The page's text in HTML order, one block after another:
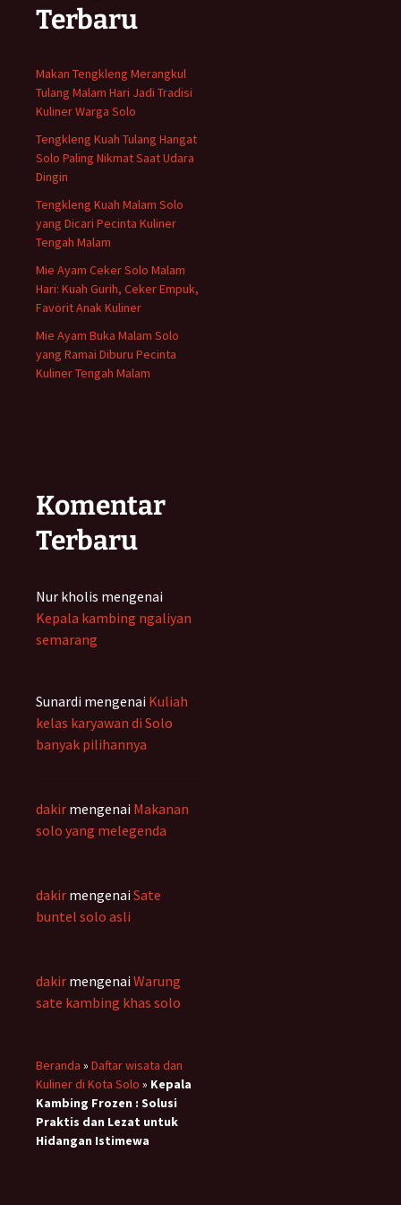
Terbaru
Makan Tengkleng Merangkul
Tulang Malam Hari Jadi Tradisi
Kuliner Warga Solo
Tengkleng Kuah Tulang Hangat
Solo Paling Nikmat Saat Udara
Dingin
Tengkleng Kuah Malam Solo
yang Dicari Pecinta Kuliner
Tengah Malam
Mie Ayam Ceker Solo Malam
Hari: Kuah Gurih, Ceker Empuk,
Favorit Anak Kuliner
Mie Ayam Buka Malam Solo
yang Ramai Diburu Pecinta
Kuliner Tengah Malam
Komentar
Terbaru
Nur kholis mengenai
Kepala kambing ngaliyan
semarang
Sunardi mengenai Kuliah
kelas karyawan di Solo
banyak pilihannya
dakir mengenai Makanan
solo yang melegenda
dakir mengenai Sate
buntel solo asli
dakir mengenai Warung
sate kambing khas solo
Beranda » Daftar wisata dan
Kuliner di Kota Solo » Kepala
Kambing Frozen : Solusi
Praktis dan Lezat untuk
Hidangan Istimewa